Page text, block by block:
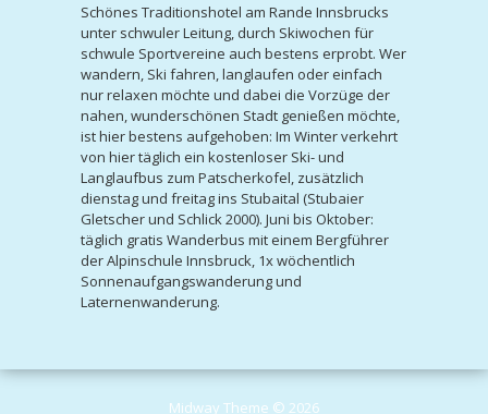
Schönes Traditionshotel am Rande Innsbrucks
unter schwuler Leitung, durch Skiwochen für
schwule Sportvereine auch bestens erprobt. Wer
wandern, Ski fahren, langlaufen oder einfach
nur relaxen möchte und dabei die Vorzüge der
nahen, wunderschönen Stadt genießen möchte,
ist hier bestens aufgehoben: Im Winter verkehrt
von hier täglich ein kostenloser Ski- und
Langlaufbus zum Patscherkofel, zusätzlich
dienstag und freitag ins Stubaital (Stubaier
Gletscher und Schlick 2000). Juni bis Oktober:
täglich gratis Wanderbus mit einem Bergführer
der Alpinschule Innsbruck, 1x wöchentlich
Sonnenaufgangswanderung und
Laternenwanderung.
Midway Theme © 2026